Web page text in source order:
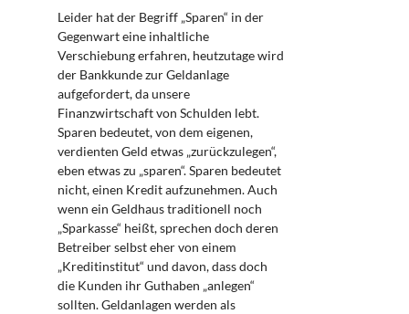
Leider hat der Begriff „Sparen“ in der
Gegenwart eine inhaltliche
Verschiebung erfahren, heutzutage wird
der Bankkunde zur Geldanlage
aufgefordert, da unsere
Finanzwirtschaft von Schulden lebt.
Sparen bedeutet, von dem eigenen,
verdienten Geld etwas „zurückzulegen“,
eben etwas zu „sparen“. Sparen bedeutet
nicht, einen Kredit aufzunehmen. Auch
wenn ein Geldhaus traditionell noch
„Sparkasse“ heißt, sprechen doch deren
Betreiber selbst eher von einem
„Kreditinstitut“ und davon, dass doch
die Kunden ihr Guthaben „anlegen“
sollten. Geldanlagen werden als